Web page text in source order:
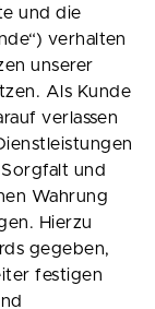
und die
verhalten
unserer
Als Kunde
verlassen
und
Wahrung
Hierzu
gegeben,
festigen